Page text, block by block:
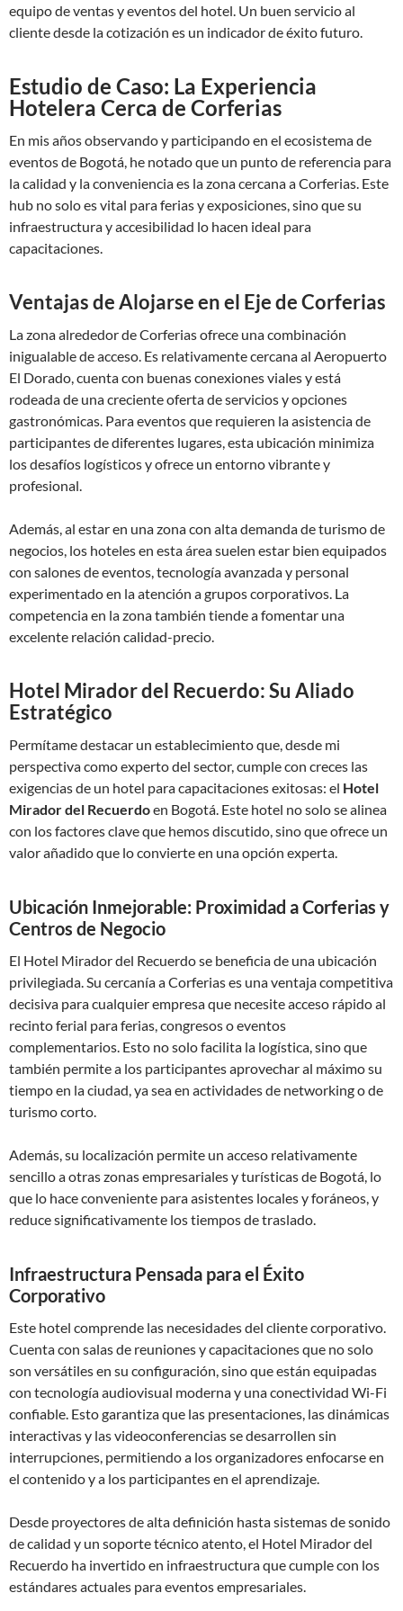
equipo de ventas y eventos del hotel. Un buen servicio al
cliente desde la cotización es un indicador de éxito futuro.
Estudio de Caso: La Experiencia
Hotelera Cerca de Corferias
En mis años observando y participando en el ecosistema de
eventos de Bogotá, he notado que un punto de referencia para
la calidad y la conveniencia es la zona cercana a Corferias. Este
hub no solo es vital para ferias y exposiciones, sino que su
infraestructura y accesibilidad lo hacen ideal para
capacitaciones.
Ventajas de Alojarse en el Eje de Corferias
La zona alrededor de Corferias ofrece una combinación
inigualable de acceso. Es relativamente cercana al Aeropuerto
El Dorado, cuenta con buenas conexiones viales y está
rodeada de una creciente oferta de servicios y opciones
gastronómicas. Para eventos que requieren la asistencia de
participantes de diferentes lugares, esta ubicación minimiza
los desafíos logísticos y ofrece un entorno vibrante y
profesional.
Además, al estar en una zona con alta demanda de turismo de
negocios, los hoteles en esta área suelen estar bien equipados
con salones de eventos, tecnología avanzada y personal
experimentado en la atención a grupos corporativos. La
competencia en la zona también tiende a fomentar una
excelente relación calidad-precio.
Hotel Mirador del Recuerdo: Su Aliado
Estratégico
Permítame destacar un establecimiento que, desde mi
perspectiva como experto del sector, cumple con creces las
exigencias de un hotel para capacitaciones exitosas: el Hotel
Mirador del Recuerdoen Bogotá. Este hotel no solo se alinea
con los factores clave que hemos discutido, sino que ofrece un
valor añadido que lo convierte en una opción experta.
Ubicación Inmejorable: Proximidad a Corferias y
Centros de Negocio
El Hotel Mirador del Recuerdo se beneficia de una ubicación
privilegiada. Su cercanía a Corferias es una ventaja competitiva
decisiva para cualquier empresa que necesite acceso rápido al
recinto ferial para ferias, congresos o eventos
complementarios. Esto no solo facilita la logística, sino que
también permite a los participantes aprovechar al máximo su
tiempo en la ciudad, ya sea en actividades de networking o de
turismo corto.
Además, su localización permite un acceso relativamente
sencillo a otras zonas empresariales y turísticas de Bogotá, lo
que lo hace conveniente para asistentes locales y foráneos, y
reduce significativamente los tiempos de traslado.
Infraestructura Pensada para el Éxito
Corporativo
Este hotel comprende las necesidades del cliente corporativo.
Cuenta con salas de reuniones y capacitaciones que no solo
son versátiles en su configuración, sino que están equipadas
con tecnología audiovisual moderna y una conectividad Wi-Fi
confiable. Esto garantiza que las presentaciones, las dinámicas
interactivas y las videoconferencias se desarrollen sin
interrupciones, permitiendo a los organizadores enfocarse en
el contenido y a los participantes en el aprendizaje.
Desde proyectores de alta definición hasta sistemas de sonido
de calidad y un soporte técnico atento, el Hotel Mirador del
Recuerdo ha invertido en infraestructura que cumple con los
estándares actuales para eventos empresariales.